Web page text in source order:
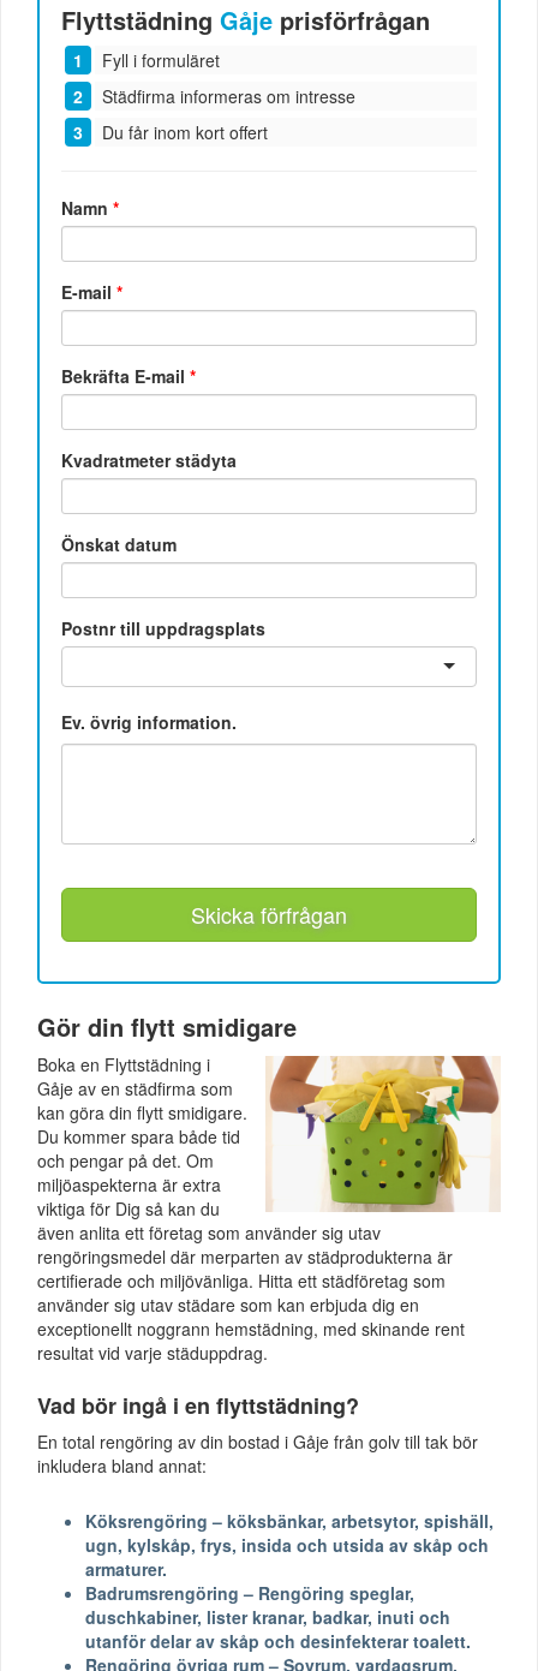
FlyttstädningGåje prisförfrågan
Fyll i formuläret
Städfirma informeras om intresse
Du får inom kort offert
Namn*
E-mail*
Bekräfta E-mail*
Kvadratmeter städyta
Önskat datum
Postnr till uppdragsplats
Ev. övrig information.
Skicka förfrågan
Gör din flytt smidigare
Boka en Flyttstädning i
Gåje av en städfirma som
kan göra din flytt smidigare.
Du kommer spara både tid
och pengar på det. Om
miljöaspekterna är extra
viktiga för Dig så kan du
även anlita ett företag som använder sig utav
rengöringsmedel där merparten av städprodukterna är
certifierade och miljövänliga. Hitta ett städföretag som
använder sig utav städare som kan erbjuda dig en
exceptionellt noggrann hemstädning, med skinande rent
resultat vid varje städuppdrag.
Vad bör ingå i en flyttstädning?
En total rengöring av din bostad i Gåje från golv till tak bör
inkludera bland annat:
Köksrengöring – köksbänkar, arbetsytor, spishäll,
ugn, kylskåp, frys, insida och utsida av skåp och
armaturer.
Badrumsrengöring – Rengöring speglar,
duschkabiner, lister kranar, badkar, inuti och
utanför delar av skåp och desinfekterar toalett.
Rengöring övriga rum – Sovrum, vardagsrum,